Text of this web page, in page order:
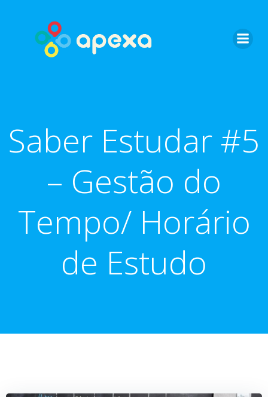
content
Saber Estudar #5
– Gestão do
Tempo/ Horário
de Estudo